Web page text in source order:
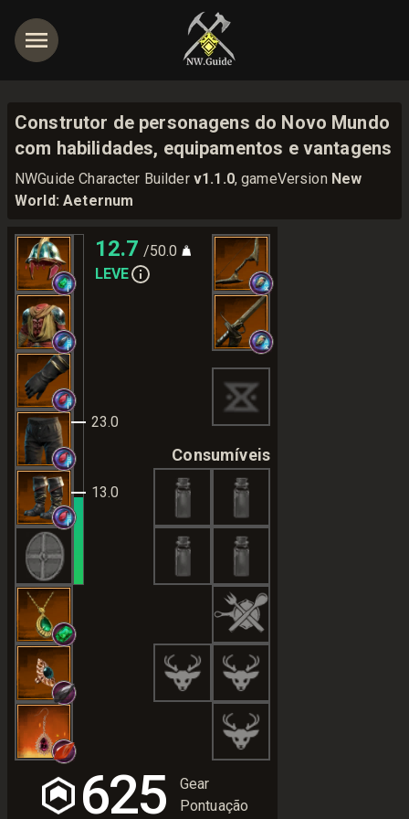
Construtor de personagens do Novo Mundo
com habilidades, equipamentos e vantagens
NWGuide Character Builder v1.1.0, gameVersion New
World: Aeternum
13.0
23.0
12.7 /50.0
LEVE
Consumíveis
625
Gear
Pontuação